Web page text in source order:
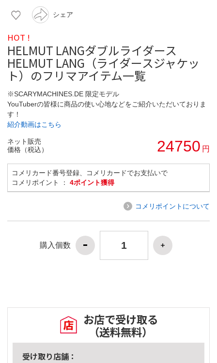
シェア
HOT !
HELMUT LANGダブルライダース
HELMUT LANG（ライダースジャケッ
ト）のフリマアイテム一覧
※SCARYMACHINES.DE 限定モデル
YouTuberの皆様に商品の使い心地などをご紹介いただいておりま
す！
紹介動画はこちら
ネット販売
価格（税込）
24750 円
コメリカード番号登録、コメリカードでお支払いで
コメリポイント ： 4ポイント獲得
コメリポイントについて
購入個数
お店で受け取る
（送料無料）
受け取り店舗：